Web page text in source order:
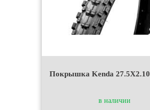
Покрышка Kenda 27.5X2.10
в наличии